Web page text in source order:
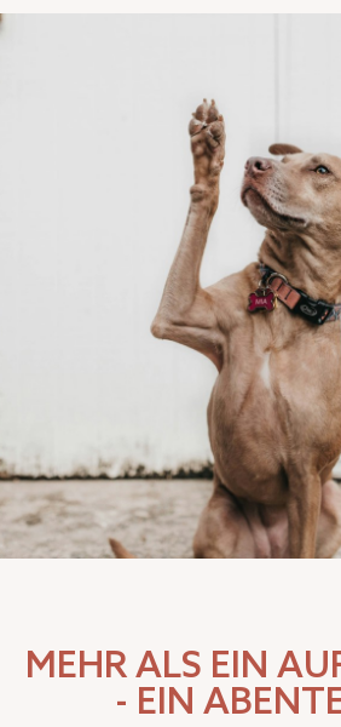
MEHR ALS EIN
- EIN